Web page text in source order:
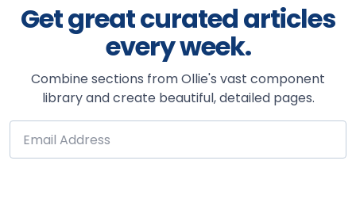
Get great curated articles
every week.
Combine sections from Ollie's vast component
library and create beautiful, detailed pages.